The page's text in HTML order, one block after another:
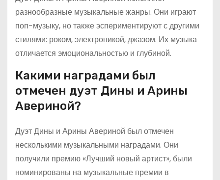
разнообразные музыкальные жанры. Они играют
поп-музыку, но также эспериментируют с другими
стилями: роком, электроникой, джазом. Их музыка
отличается эмоциональностью и глубиной.
Какими наградами был
отмечен дуэт Дины и Арины
Авериной?
Дуэт Дины и Арины Авериной был отмечен
несколькими музыкальными наградами. Они
получили премию «Лучший новый артист», были
номинированы на музыкальные премии в